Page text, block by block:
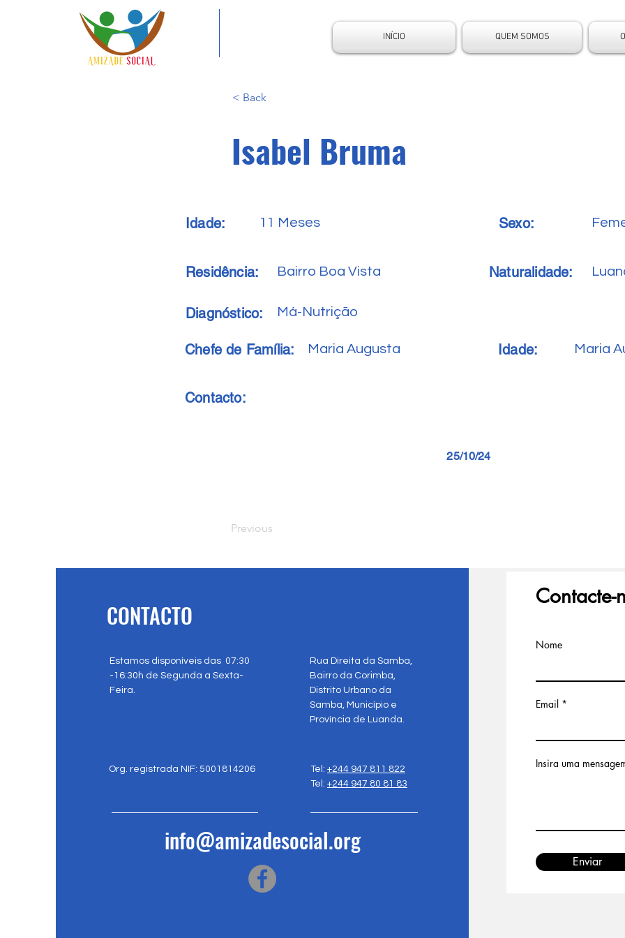
INÍCIO QUEM SOMOS
< Back
Isabel Bruma
Idade: 11 Meses Sexo:
Residência: Bairro Boa Vista Naturalidade:
Diagnóstico: Má-Nutrição
Chefe de Família: Maria Augusta Idade: Maria
Contacto:
25/10/24
Previous
CONTACTO
Estamos disponíveis das 07:30
-16:30h de Segunda a Sexta-
Feira.
Rua Direita da Samba,
Bairro da Corimba,
Distrito Urbano da
Samba, Município e
Província de Luanda.
Org. registrada NIF: 5001814206 Tel: +244 947 811 822
Tel: +244 947 80 81 83
info@amizadesocial.org
Contacte-
Nome
Email
Insira uma
Enviar